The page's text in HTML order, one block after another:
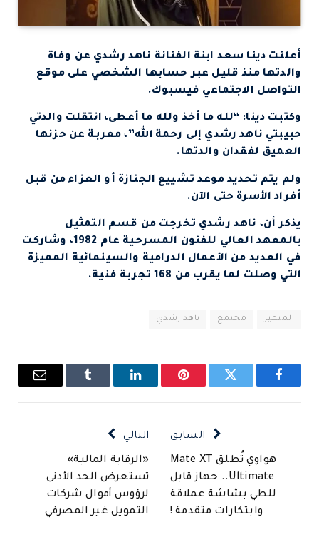
أعلنت دينا سعد ابنة الفنانة ناهد رشدي عن وفاة
والدتها منذ قليل عبر حسابها الشخصي على موقع
التواصل الاجتماعي فيسبوك.
وكتبت دينا: “لله ما أخذ ولله ما أعطى، انتقلت والدتي
حبيبتي ناهد رشدي إلى رحمة الله”، معربة عن حزنها
العميق لفقدان والدتها.
ولم يتم تحديد موعد تشييع الجنازة أو العزاء من قبل
أفراد الأسرة حتى الآن.
يذكر أن، ناهد رشدي تخرجت من قسم التمثيل
بالمعهد العالي للفنون المسرحية عام 1982، وشاركت
في العديد من الأعمال الدرامية والسينمائية المميزة
التي وصلت لما يقرب من 168 تجربة فنية.
المتميز مجتمع ناهد رشدي
فيسبوك تويتر بينتيريستلينكدإن Tumblr
البريد
السابق
هواوي تُطلق Mate XT
Ultimate.. جهاز قابل
للطي بشاشة عملاقة
وابتكارات متقدمة !
التالي
«الرقابة المالية»
تستعرض الحد الأدنى
لرؤوس أموال شركات
التمويل غير المصرفي